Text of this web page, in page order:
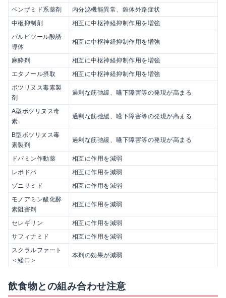
ベンザミド系薬剤
内分泌機能異常、錐体外路症状
中枢抑制剤
相互に中枢神経抑制作用を増強
バルビツール酸誘
導体
相互に中枢神経抑制作用を増強
麻酔剤
相互に中枢神経抑制作用を増強
エタノール摂取
相互に中枢神経抑制作用を増強
ボツリヌス毒素製
剤
過剰な筋弛緩、嚥下障害等の発現が高まる
A型ボツリヌス毒
素
過剰な筋弛緩、嚥下障害等の発現が高まる
B型ボツリヌス毒
素製剤
過剰な筋弛緩、嚥下障害等の発現が高まる
ドパミン作動薬
相互に作用を減弱
レボドパ
相互に作用を減弱
ゾニサミド
相互に作用を減弱
モノアミン酸化酵
素阻害剤
相互に作用を減弱
セレギリン
相互に作用を減弱
サフィナミド
相互に作用を減弱
スクラルファート
＜経口＞
本剤の効果が減弱
飲食物との組み合わせ注意